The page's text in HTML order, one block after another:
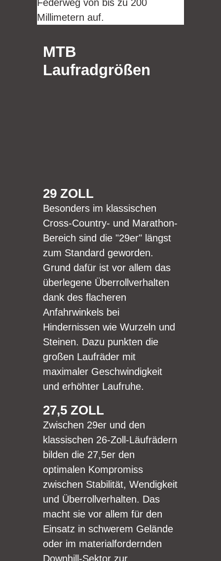
Federweg von bis zu 200
Millimetern auf.
MTB
Laufradgrößen
29 ZOLL
Besonders im klassischen
Cross-Country- und Marathon-
Bereich sind die "29er" längst
zum Standard geworden.
Grund dafür ist vor allem das
überlegene Überrollverhalten
dank des flacheren
Anfahrwinkels bei
Hindernissen wie Wurzeln und
Steinen. Dazu punkten die
großen Laufräder mit
maximaler Geschwindigkeit
und erhöhter Laufruhe.
27,5 ZOLL
Zwischen 29er und den
klassischen 26-Zoll-Läufrädern
bilden die 27,5er den
optimalen Kompromiss
zwischen Stabilität, Wendigkeit
und Überrollverhalten. Das
macht sie vor allem für den
Einsatz in schwerem Gelände
oder im materialfordernden
Downhill-Sektor zur